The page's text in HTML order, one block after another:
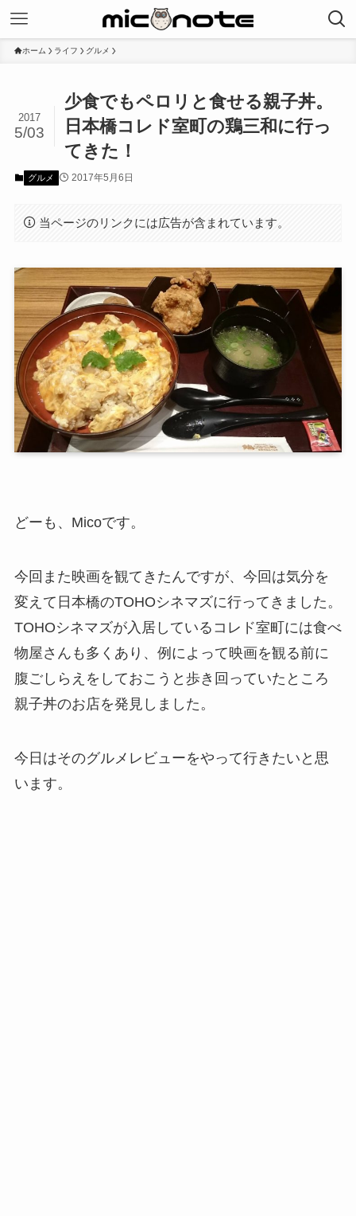
ホーム ライフ グルメ
少食でもペロリと食せる親子丼。
日本橋コレド室町の鶏三和に行っ
てきた！
2017
5/03
グルメ 2017年5月6日
当ページのリンクには広告が含まれています。
どーも、Micoです。
今回また映画を観てきたんですが、今回は気分を
変えて日本橋のTOHOシネマズに行ってきました。
TOHOシネマズが入居しているコレド室町には食べ
物屋さんも多くあり、例によって映画を観る前に
腹ごしらえをしておこうと歩き回っていたところ
親子丼のお店を発見しました。
今日はそのグルメレビューをやって行きたいと思
います。